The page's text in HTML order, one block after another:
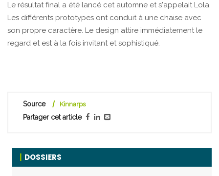
Le résultat final a été lancé cet automne et s'appelait Lola.
Les différents prototypes ont conduit à une chaise avec
son propre caractère. Le design attire immédiatement le
regard et est à la fois invitant et sophistiqué.
Source Kinnarps
Partager cet article
DOSSIERS